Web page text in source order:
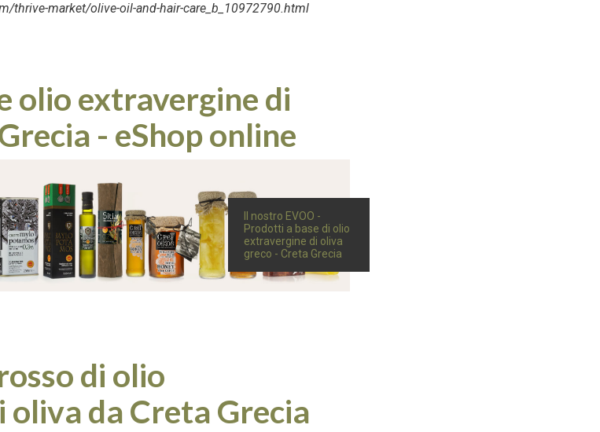
thrive-market/olive-oil-and-hair-care_b_10972790.html
olio extravergine di
- eShop online
Il nostro EVOO -
Prodotti a base di olio
extravergine di oliva
greco - Creta Grecia
di olio
da Creta Grecia